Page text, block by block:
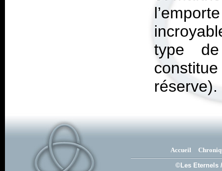
type
réserve).
Accueil
©Les Eternels